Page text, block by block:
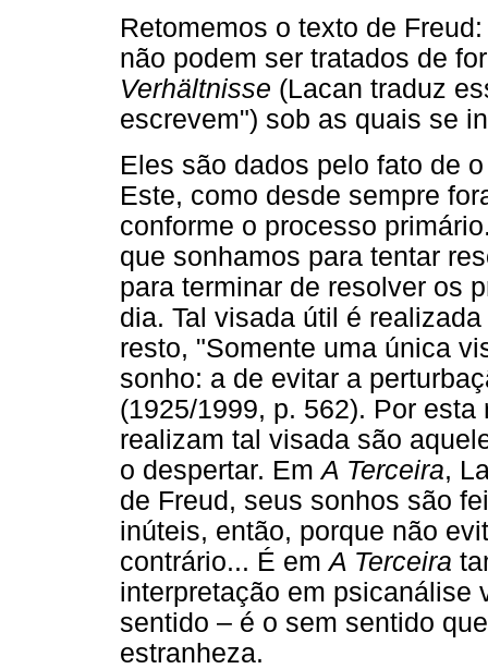
Retomemos o texto de
não podem ser tratados de
Verhältnisse (Lacan traduz
escrevem") sob as quais se
Eles são dados pelo fato de
Este, como desde sempre
conforme o processo
que sonhamos para tentar
para terminar de resolver os
dia. Tal visada útil é
resto, "Somente uma única
sonho: a de evitar a
(1925/1999, p. 562). Por
realizam tal visada são
o despertar. EmA Terceira,
de Freud, seus sonhos são
inúteis, então, porque não
contrário... É emA Terceira
interpretação em psicanálise
sentido – é o sem sentido
estranheza.